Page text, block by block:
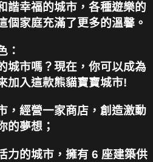
諧幸福的城市，各種遊樂的
個家庭充滿了更多的溫馨。
：
城市嗎？現在，你可以成為
加入這款熊貓寶寶城市!
，經營一家商店，創造激動
的夢想；
力的城市，擁有 6 座建築供